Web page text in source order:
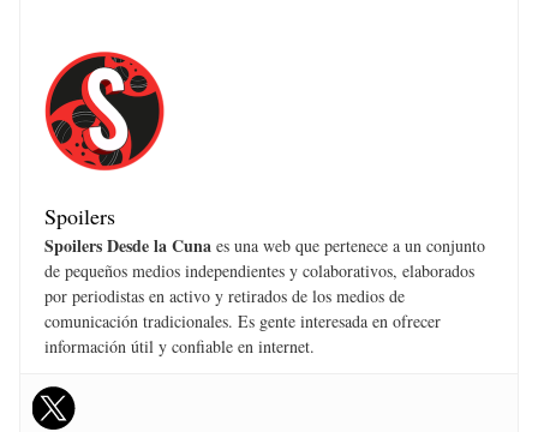
Spoilers
Spoilers Desde la Cuna es una web que pertenece a un conjunto
de pequeños medios independientes y colaborativos, elaborados
por periodistas en activo y retirados de los medios de
comunicación tradicionales. Es gente interesada en ofrecer
información útil y confiable en internet.